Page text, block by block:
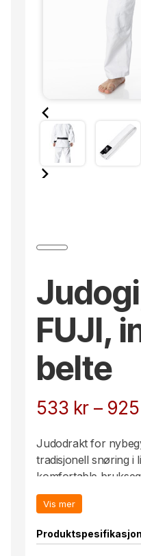
FUJI,
belte
533 kr – 925
Judodrakt for
tradisjonell snøring i
komfortable
judodrakten også
kampsporter som
Fakta
Vis mer